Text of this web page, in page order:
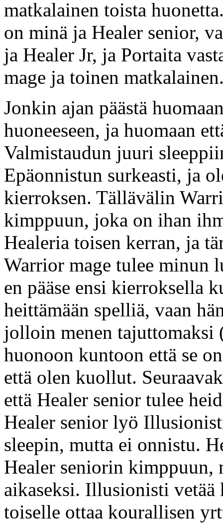
matkalainen toista
on minä ja Healer senior,
ja Healer Jr, ja Portaita
mage ja toinen
Jonkin ajan päästä
huoneeseen, ja huomaan
Valmistaudun juuri
Epäonnistun surkeasti, ja
kierroksen. Tällävälin
kimppuun, joka on ihan
Healeria toisen kerran, ja
Warrior mage tulee minun
en pääse ensi kierroksella
heittämään spelliä, vaan
jolloin menen tajuttomaksi
huonoon kuntoon että se
että olen kuollut.
että Healer senior tulee
Healer senior lyö
sleepin, mutta ei onnistu.
Healer seniorin kimppuun,
aikaseksi. Illusionisti
toiselle ottaa kourallisen